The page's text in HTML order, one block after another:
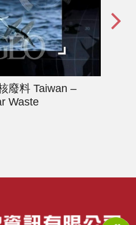
廢料 Taiwan –
Waste